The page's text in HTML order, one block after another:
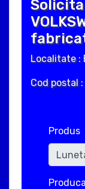
Localitate :
Cod postal
Produs